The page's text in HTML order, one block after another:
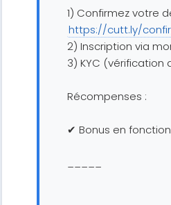
1) Confirmez votre
https://cutt.ly/
2) Inscription via
3) KYC (vérification
Récompenses :
✔ Bonus en